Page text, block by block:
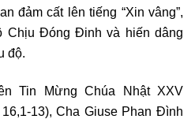
đảm cất lên tiếng “Xin vâng”,
Đóng Đinh và hiến dâng
độ.
Tin Mừng Chúa Nhật XXV
13), Cha Giuse Phan Đình